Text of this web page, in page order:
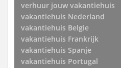
verhuur jouw vakantiehuis
vakantiehuis Nederland
vakantiehuis Belgie
vakantiehuis Frankrijk
vakantiehuis Spanje
vakantiehuis Portugal